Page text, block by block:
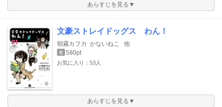
あらすじを見る▼
文豪ストレイドッグス わん！
朝霧カフカ かないねこ 他
巻 580pt
お気に入り：53人
あらすじを見る▼